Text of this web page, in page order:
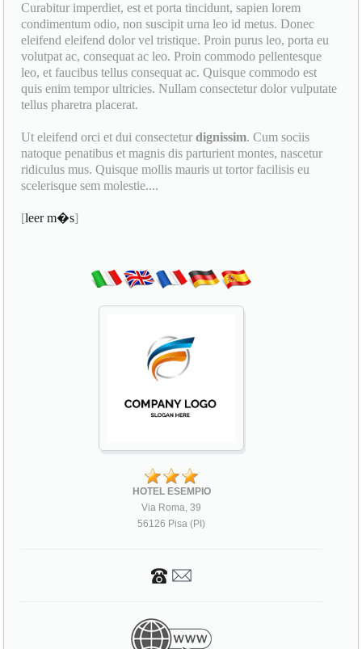
Curabitur imperdiet, est et porta tincidunt, sapien lorem
condimentum odio, non suscipit urna leo id metus. Donec
eleifend eleifend dolor vel tristique. Proin purus leo, porta eu
volutpat ac, consequat ac leo. Proin commodo pellentesque
leo, et faucibus tellus consequat ac. Quisque commodo est
quis enim tempor ultricies. Nullam consectetur dolor vulputate
tellus pharetra placerat.
Ut eleifend orci et dui consecteturdignissim. Cum sociis
natoque penatibus et magnis dis parturient montes, nascetur
ridiculus mus. Quisque mollis mauris ut tortor facilisis eu
scelerisque sem molestie....
[leer m�s]
HOTEL ESEMPIO
Via Roma, 39
56126 Pisa (PI)